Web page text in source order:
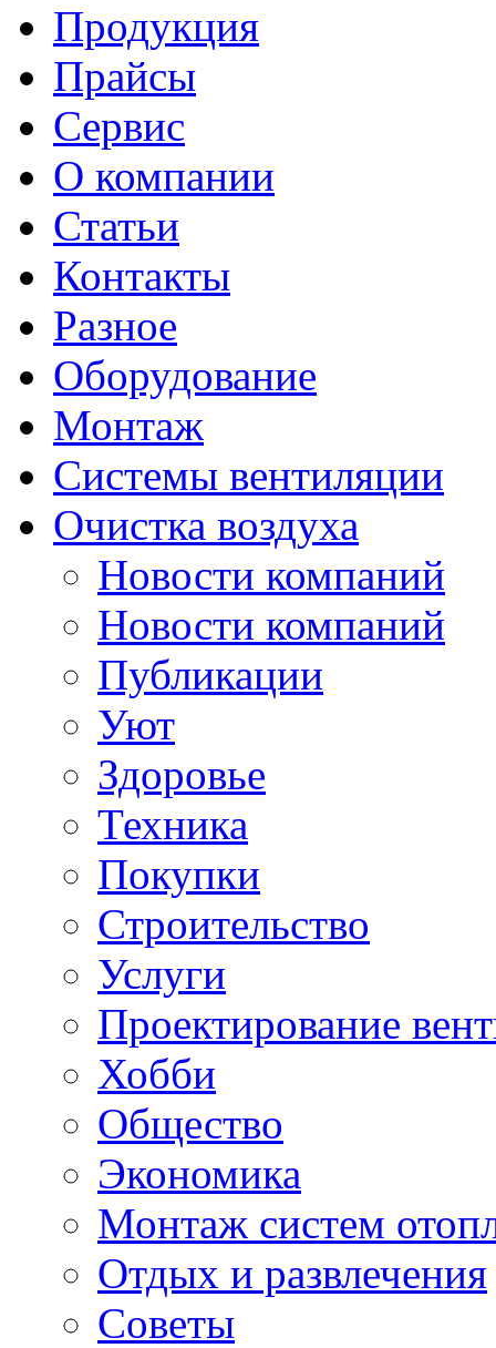
Продукция
Прайсы
Сервис
О компании
Статьи
Контакты
Разное
Оборудование
Монтаж
Системы вентиляции
Очистка воздуха
Новости компаний
Новости компаний
Публикации
Уют
Здоровье
Техника
Покупки
Строительство
Услуги
Проектирование
Хобби
Общество
Экономика
Монтаж систем
Отдых и развлечения
Советы